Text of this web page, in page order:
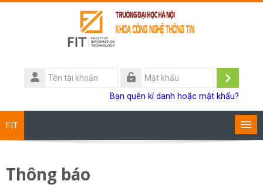
Tên
tài
Đăng
Bạn quên kí danh hoặc mật khẩu?
FIT
Giảng viên
Thông báo